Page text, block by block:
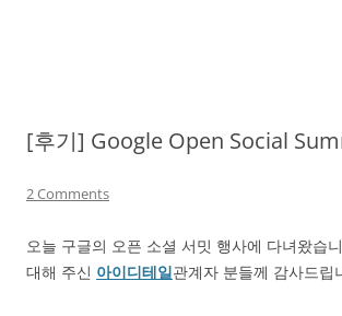
[후기] Google Open Social
2 Comments
오늘 구글의 오픈 소셜 서밋 행사에 다녀왔습
대해 주신 아이디테일관계자 분들께 감사드립